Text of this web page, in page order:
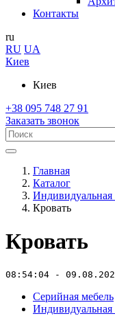
Контакты
ru
RU UA
Киев
Киев
+38 095 748 27 91
Заказать звонок
Главная
Каталог
Индивидуальная
Кровать
Кровать
08:54:04 -
Серийная мебель
Индивидуальная